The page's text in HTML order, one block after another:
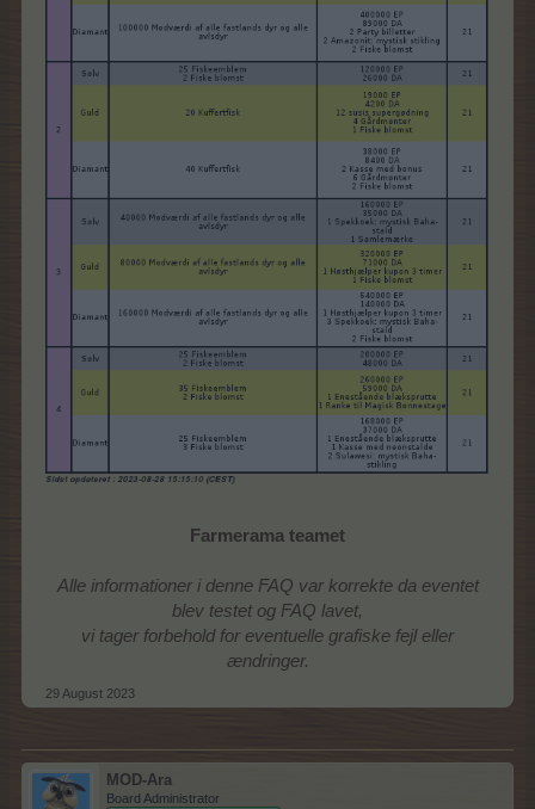
Farmerama teamet
Alle informationer i denne FAQ var korrekte da eventet
blev testet og FAQ lavet,
vi tager forbehold for eventuelle grafiske fejl eller
ændringer.
29 August 2023
MOD-Ara
Board Administrator